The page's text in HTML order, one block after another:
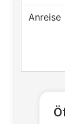
Anreise